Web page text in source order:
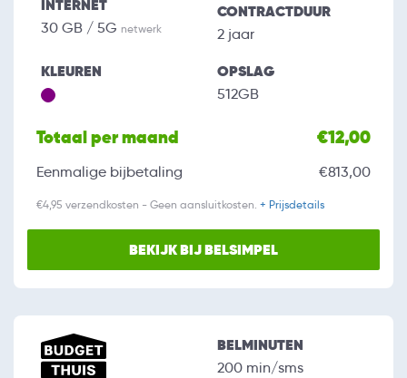
INTERNET
30 GB / 5G netwerk
CONTRACTDUUR
2 jaar
KLEUREN OPSLAG
512GB
Totaal per maand €12,00
Eenmalige bijbetaling €813,00
€4,95 verzendkosten - Geen aansluitkosten. + Prijsdetails
BEKIJK BIJ BELSIMPEL
BELMINUTEN
200 min/sms